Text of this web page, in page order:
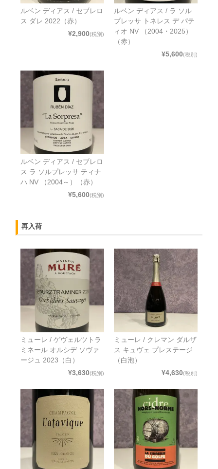
ルベン ディアス / セブレロ
ス ダレ 2022（赤）
¥2,900(税別)
ルベン ディアス / ラ ソル
プレッサ トネレス デ パテ
ィオ NV （2004・2025）
（赤）
¥5,600(税別)
ルベン ディアス / セブレロ
ス ラ ソルプレッサ ティナ
ハ NV （2004～）（赤）
¥5,600(税別)
再入荷
ミューレ / ゲヴェルツトラ
ミネール オルシデ ソヴァ
ージュ 2023（白）
¥3,630(税別)
ミューレ / クレマン ダルザ
ス キュヴェ プレステージ
（白泡）
¥4,630(税別)